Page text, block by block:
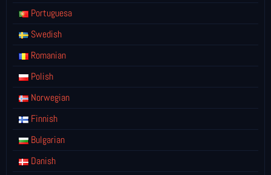
Portuguesa
Swedish
Romanian
Polish
Norwegian
Finnish
Bulgarian
Danish